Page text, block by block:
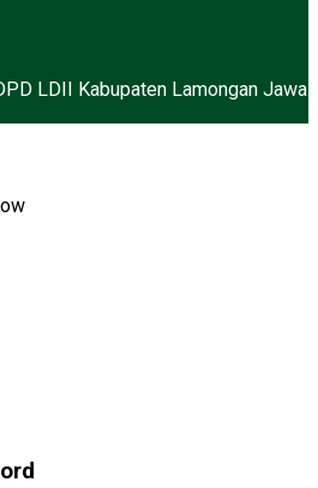
LDII Kabupaten Lamongan Jawa